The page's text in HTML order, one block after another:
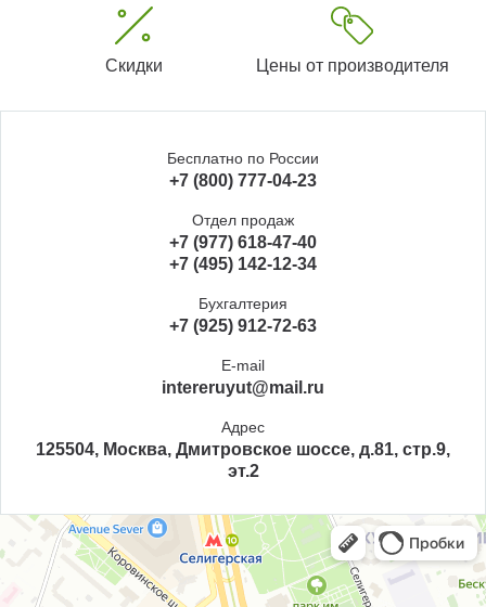
Скидки Цены от производителя
Бесплатно по России
+7 (800) 777-04-23
Отдел продаж
+7 (977) 618-47-40
+7 (495) 142-12-34
Бухгалтерия
+7 (925) 912-72-63
E-mail
intereruyut@mail.ru
Адрес
125504, Москва, Дмитровское шоссе, д.81, стр.9,
эт.2